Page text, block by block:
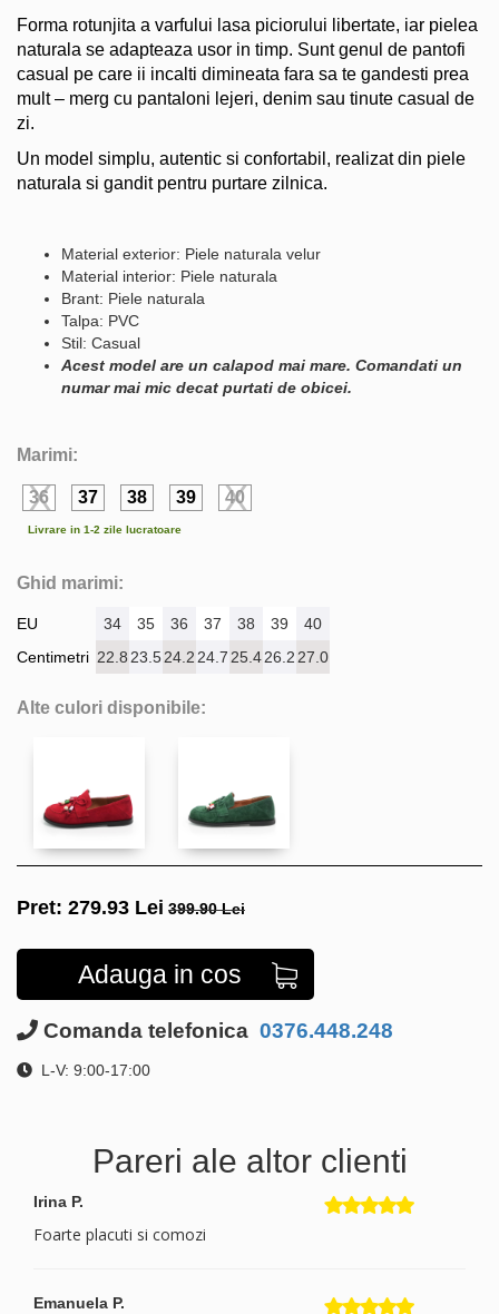
Forma rotunjita a varfului lasa piciorului libertate, iar pielea
naturala se adapteaza usor in timp. Sunt genul de pantofi
casual pe care ii incalti dimineata fara sa te gandesti prea
mult – merg cu pantaloni lejeri, denim sau tinute casual de
zi.
Un model simplu, autentic si confortabil, realizat din piele
naturala si gandit pentru purtare zilnica.
Material exterior: Piele naturala velur
Material interior: Piele naturala
Brant: Piele naturala
Talpa: PVC
Stil: Casual
Acest model are un calapod mai mare. Comandati un
numar mai mic decat purtati de obicei.
Marimi:
36 37 38 39 40
Livrare in 1-2 zile lucratoare
Ghid marimi:
EU
Centimetri
34 35 36 37 38 39
40
22.8 23.524.2 24.7 25.426.2 27.0
Alte culori disponibile:
Pret: 279.93 Lei 399.90 Lei
Adauga in cos
Comanda telefonica 0376.448.248
L-V: 9:00-17:00
Pareri ale altor clienti
Irina P.
Foarte placuti si comozi
Emanuela P.